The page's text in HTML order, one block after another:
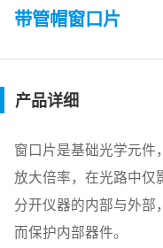
带管帽窗口片
产品详细
窗口片是基础光学元件
放大倍率，在光路中仅
分开仪器的内部与外部
而保护内部器件。